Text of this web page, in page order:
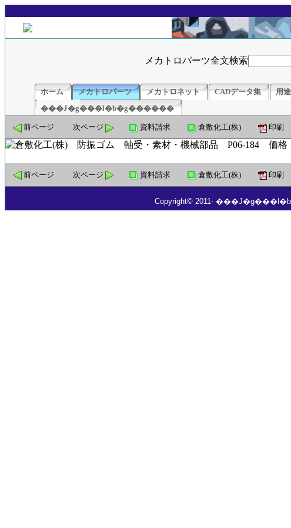
メカトロパーツ全文検索
ホーム メカトロパーツ メカトロネット CADデータ集 用
���J�g���l�b�g������
前ページ 次ページ 資料請求 倉敷化工(株) 印刷
前ページ 次ページ 資料請求 倉敷化工(株) 印刷
Copyright© 2011-